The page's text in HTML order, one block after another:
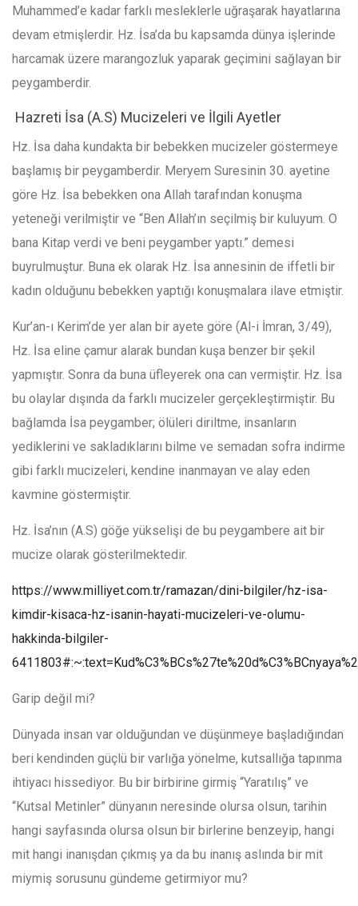
Muhammed’e kadar farklı mesleklerle uğraşarak hayatlarına
devam etmişlerdir. Hz. İsa’da bu kapsamda dünya işlerinde
harcamak üzere marangozluk yaparak geçimini sağlayan bir
peygamberdir.
Hazreti İsa (A.S) Mucizeleri ve İlgili Ayetler
Hz. İsa daha kundakta bir bebekken mucizeler göstermeye
başlamış bir peygamberdir. Meryem Suresinin 30. ayetine
göre Hz. İsa bebekken ona Allah tarafından konuşma
yeteneği verilmiştir ve “Ben Allah’ın seçilmiş bir kuluyum. O
bana Kitap verdi ve beni peygamber yaptı.” demesi
buyrulmuştur. Buna ek olarak Hz. İsa annesinin de iffetli bir
kadın olduğunu bebekken yaptığı konuşmalara ilave etmiştir.
Kur’an-ı Kerim’de yer alan bir ayete göre (Al-i İmran, 3/49),
Hz. İsa eline çamur alarak bundan kuşa benzer bir şekil
yapmıştır. Sonra da buna üfleyerek ona can vermiştir. Hz. İsa
bu olaylar dışında da farklı mucizeler gerçekleştirmiştir. Bu
bağlamda İsa peygamber; ölüleri diriltme, insanların
yediklerini ve sakladıklarını bilme ve semadan sofra indirme
gibi farklı mucizeleri, kendine inanmayan ve alay eden
kavmine göstermiştir.
Hz. İsa’nın (A.S) göğe yükselişi de bu peygambere ait bir
mucize olarak gösterilmektedir.
https://www.milliyet.com.tr/ramazan/dini-bilgiler/hz-isa-
kimdir-kisaca-hz-isanin-hayati-mucizeleri-ve-olumu-
hakkinda-bilgiler-
Garip değil mi?
Dünyada insan var olduğundan ve düşünmeye başladığından
beri kendinden güçlü bir varlığa yönelme, kutsallığa tapınma
ihtiyacı hissediyor. Bu bir birbirine girmiş “Yaratılış” ve
“Kutsal Metinler” dünyanın neresinde olursa olsun, tarihin
hangi sayfasında olursa olsun bir birlerine benzeyip, hangi
mit hangi inanışdan çıkmış ya da bu inanış aslında bir mit
miymiş sorusunu gündeme getirmiyor mu?